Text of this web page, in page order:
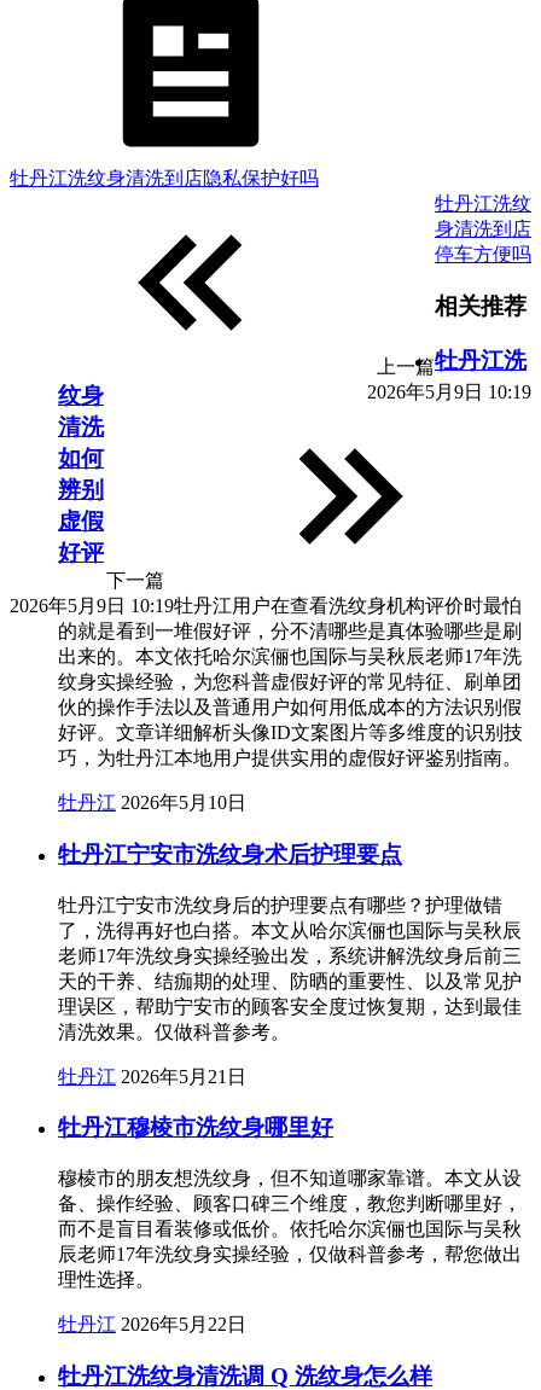
牡丹江洗纹身清洗到店隐私保护好吗
上一篇
2026年5月9日 10:19
牡丹江洗纹
身清洗到店
停车方便吗
下一篇
2026年5月9日 10:19
相关推荐
牡丹江洗
纹身
清洗
如何
辨别
虚假
好评
牡丹江用户在查看洗纹身机构评价时最怕
的就是看到一堆假好评，分不清哪些是真体验哪些是刷
出来的。本文依托哈尔滨俪也国际与吴秋辰老师17年洗
纹身实操经验，为您科普虚假好评的常见特征、刷单团
伙的操作手法以及普通用户如何用低成本的方法识别假
好评。文章详细解析头像ID文案图片等多维度的识别技
巧，为牡丹江本地用户提供实用的虚假好评鉴别指南。
牡丹江 2026年5月10日
牡丹江宁安市洗纹身术后护理要点
牡丹江宁安市洗纹身后的护理要点有哪些？护理做错
了，洗得再好也白搭。本文从哈尔滨俪也国际与吴秋辰
老师17年洗纹身实操经验出发，系统讲解洗纹身后前三
天的干养、结痂期的处理、防晒的重要性、以及常见护
理误区，帮助宁安市的顾客安全度过恢复期，达到最佳
清洗效果。仅做科普参考。
牡丹江 2026年5月21日
牡丹江穆棱市洗纹身哪里好
穆棱市的朋友想洗纹身，但不知道哪家靠谱。本文从设
备、操作经验、顾客口碑三个维度，教您判断哪里好，
而不是盲目看装修或低价。依托哈尔滨俪也国际与吴秋
辰老师17年洗纹身实操经验，仅做科普参考，帮您做出
理性选择。
牡丹江 2026年5月22日
牡丹江洗纹身清洗调 Q 洗纹身怎么样